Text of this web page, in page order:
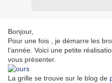
Bonjour,
Pour une fois , je démarre les
l'année. Voici une petite
vous présenter.
La grille se trouve sur le blog de